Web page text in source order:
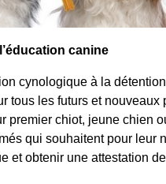
canine
cynologique à la
tous les futurs et nouveaux
premier chiot, jeune chien
qui souhaitent pour leur
et obtenir une attestation